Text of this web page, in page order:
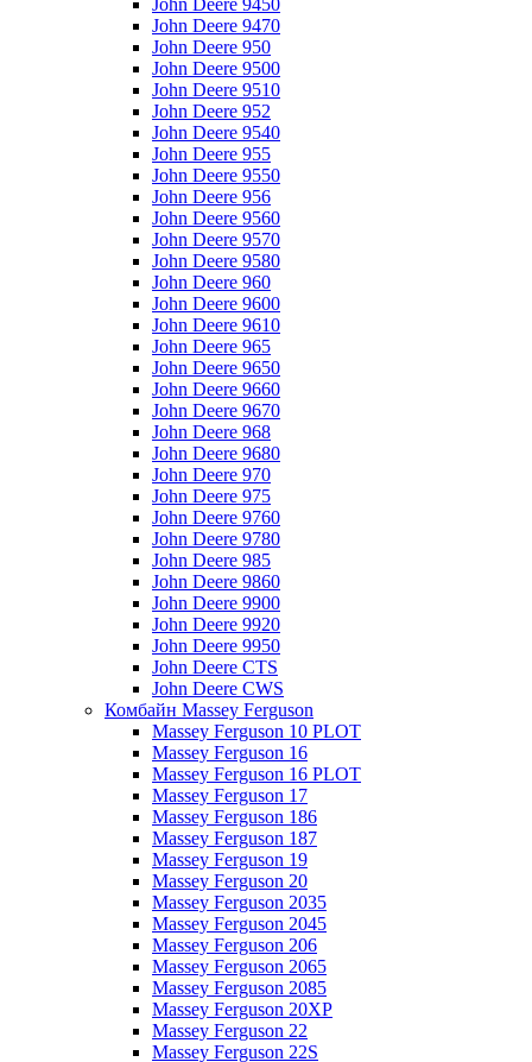
John Deere 9450
John Deere 9470
John Deere 950
John Deere 9500
John Deere 9510
John Deere 952
John Deere 9540
John Deere 955
John Deere 9550
John Deere 956
John Deere 9560
John Deere 9570
John Deere 9580
John Deere 960
John Deere 9600
John Deere 9610
John Deere 965
John Deere 9650
John Deere 9660
John Deere 9670
John Deere 968
John Deere 9680
John Deere 970
John Deere 975
John Deere 9760
John Deere 9780
John Deere 985
John Deere 9860
John Deere 9900
John Deere 9920
John Deere 9950
John Deere CTS
John Deere CWS
Комбайн Massey Ferguson
Massey Ferguson 10 PLOT
Massey Ferguson 16
Massey Ferguson 16 PLOT
Massey Ferguson 17
Massey Ferguson 186
Massey Ferguson 187
Massey Ferguson 19
Massey Ferguson 20
Massey Ferguson 2035
Massey Ferguson 2045
Massey Ferguson 206
Massey Ferguson 2065
Massey Ferguson 2085
Massey Ferguson 20XP
Massey Ferguson 22
Massey Ferguson 22S